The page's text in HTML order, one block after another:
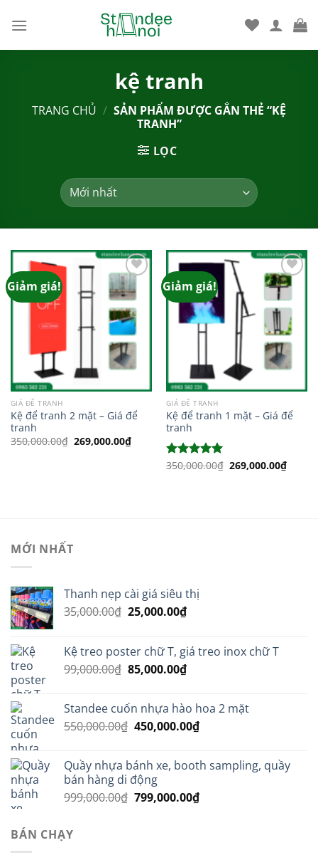
qua
kệ tranh
TRANG CHỦ / SẢN PHẨM ĐƯỢC GẮN THẺ “KỆ
TRANH”
LỌC
Giảm giá!
Add to
wishlist
GIÁ ĐỂ TRANH
Kệ để tranh 2 mặt – Giá để
tranh
350,000.00₫ Giá
gốc
269,000.00₫Giá
hiện
Giảm giá!
Add to
wishlist
GIÁ ĐỂ TRANH
Kệ để tranh 1 mặt – Giá để
tranh
Được xếp
350,000.00₫ Giá
gốc
269,000.00₫Giá
hiện
MỚI NHẤT
Thanh nẹp cài giá siêu thị
35,000.00₫ Giá
35,000.00₫.
25,000.00₫Giá
là:
25,000.00₫.
Kệ treo poster chữ T, giá treo inox chữ T
99,000.00₫ Giá
99,000.00₫.
85,000.00₫Giá
là:
85,000.00₫.
Standee cuốn nhựa hào hoa 2 mặt
550,000.00₫ Giá
550,000.00₫.
450,000.00₫Giá
là:
Quầy nhựa bánh xe, booth sampling, quầy
bán hàng di động
999,000.00₫ Giá
799,000.00₫Giá
BÁN CHẠY